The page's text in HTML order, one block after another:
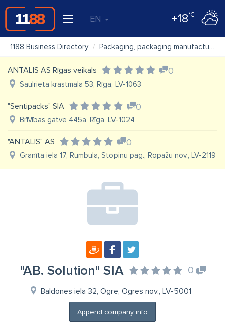
EN +18°C
1188 Business Directory Packaging, packaging manufacture, packing
ANTALIS AS Rīgas veikals 0
Saulrieta krastmala 53, Rīga, LV-1063
"Sentipacks" SIA 0
Brīvības gatve 445a, Rīga, LV-1024
"ANTALIS" AS 0
Granīta iela 17, Rumbula, Stopiņu pag., Ropažu nov., LV-2119
"AB. Solution" SIA 0
Baldones iela 32, Ogre, Ogres nov., LV-5001
Append company info